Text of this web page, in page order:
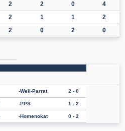
2 2 0
4
2 1 1
2
2 0 2 0
Well-Parrat 2 - 0
PPS 1 - 2
Homenokat 0 - 2